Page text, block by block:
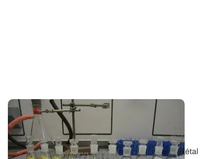
PROJET TERMINÉ
Analyses de végétaux
: le point sur les
différentes méthodes
Contrairement à l’analyse de terre, l’analyse de végétal